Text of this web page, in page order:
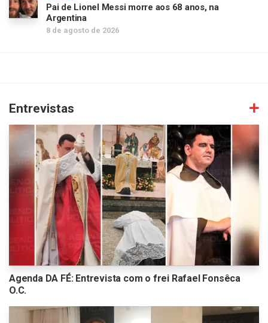
Pai de Lionel Messi morre aos 68 anos, na
Argentina
8 de agosto de 2026
Entrevistas
Agenda DA FÉ: Entrevista com o frei Rafael Fonsêca
O.C.